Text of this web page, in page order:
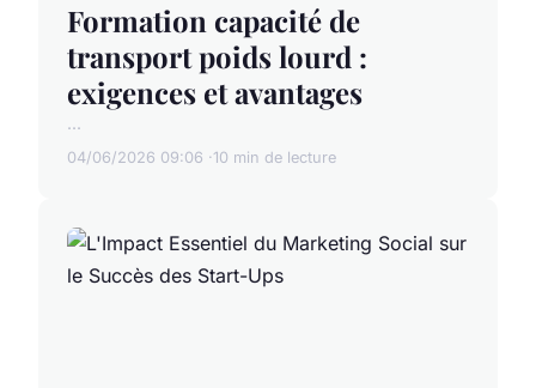
Formation capacité de
transport poids lourd :
exigences et avantages
...
04/06/2026 09:06 10 min de lecture